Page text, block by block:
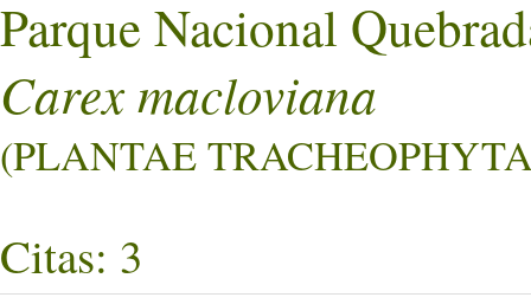
Parque Nacional
Carex macloviana
(PLANTAE
Citas: 3